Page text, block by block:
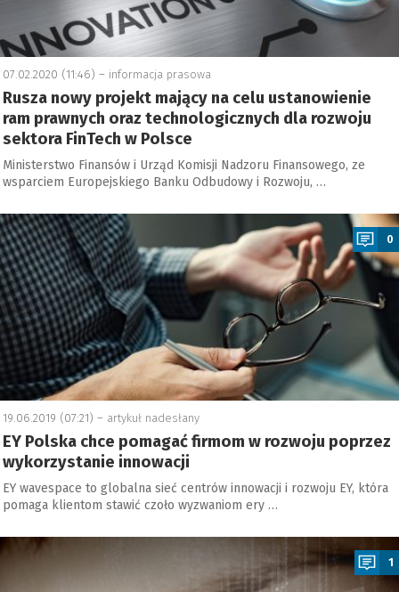
07.02.2020 (11:46) – informacja prasowa
Rusza nowy projekt mający na celu ustanowienie
ram prawnych oraz technologicznych dla rozwoju
sektora FinTech w Polsce
Ministerstwo Finansów i Urząd Komisji Nadzoru Finansowego, ze
wsparciem Europejskiego Banku Odbudowy i Rozwoju, …
0
19.06.2019 (07:21) – artykuł nadesłany
EY Polska chce pomagać firmom w rozwoju poprzez
wykorzystanie innowacji
EY wavespace to globalna sieć centrów innowacji i rozwoju EY, która
pomaga klientom stawić czoło wyzwaniom ery …
1